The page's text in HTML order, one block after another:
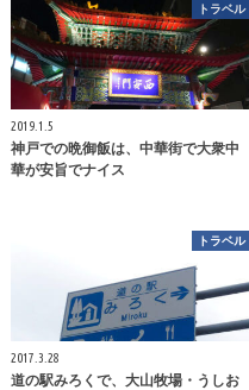
トラベル
2019.1.5
神戸での晩御飯は、中華街で大衆中
華が安旨でナイス
トラベル
2017.3.28
道の駅みろくで、大山牧場・うしお